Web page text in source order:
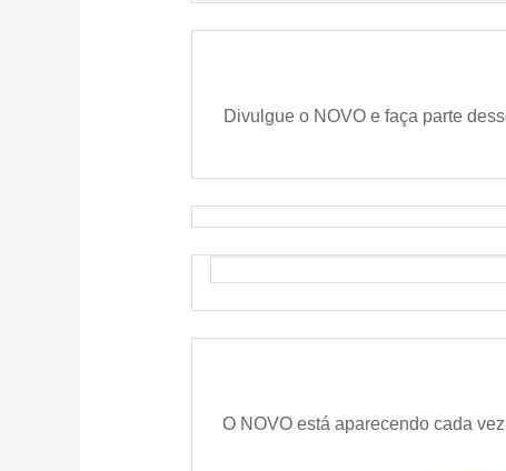
Divulgue o NOVO e faça parte
O NOVO está aparecendo cada